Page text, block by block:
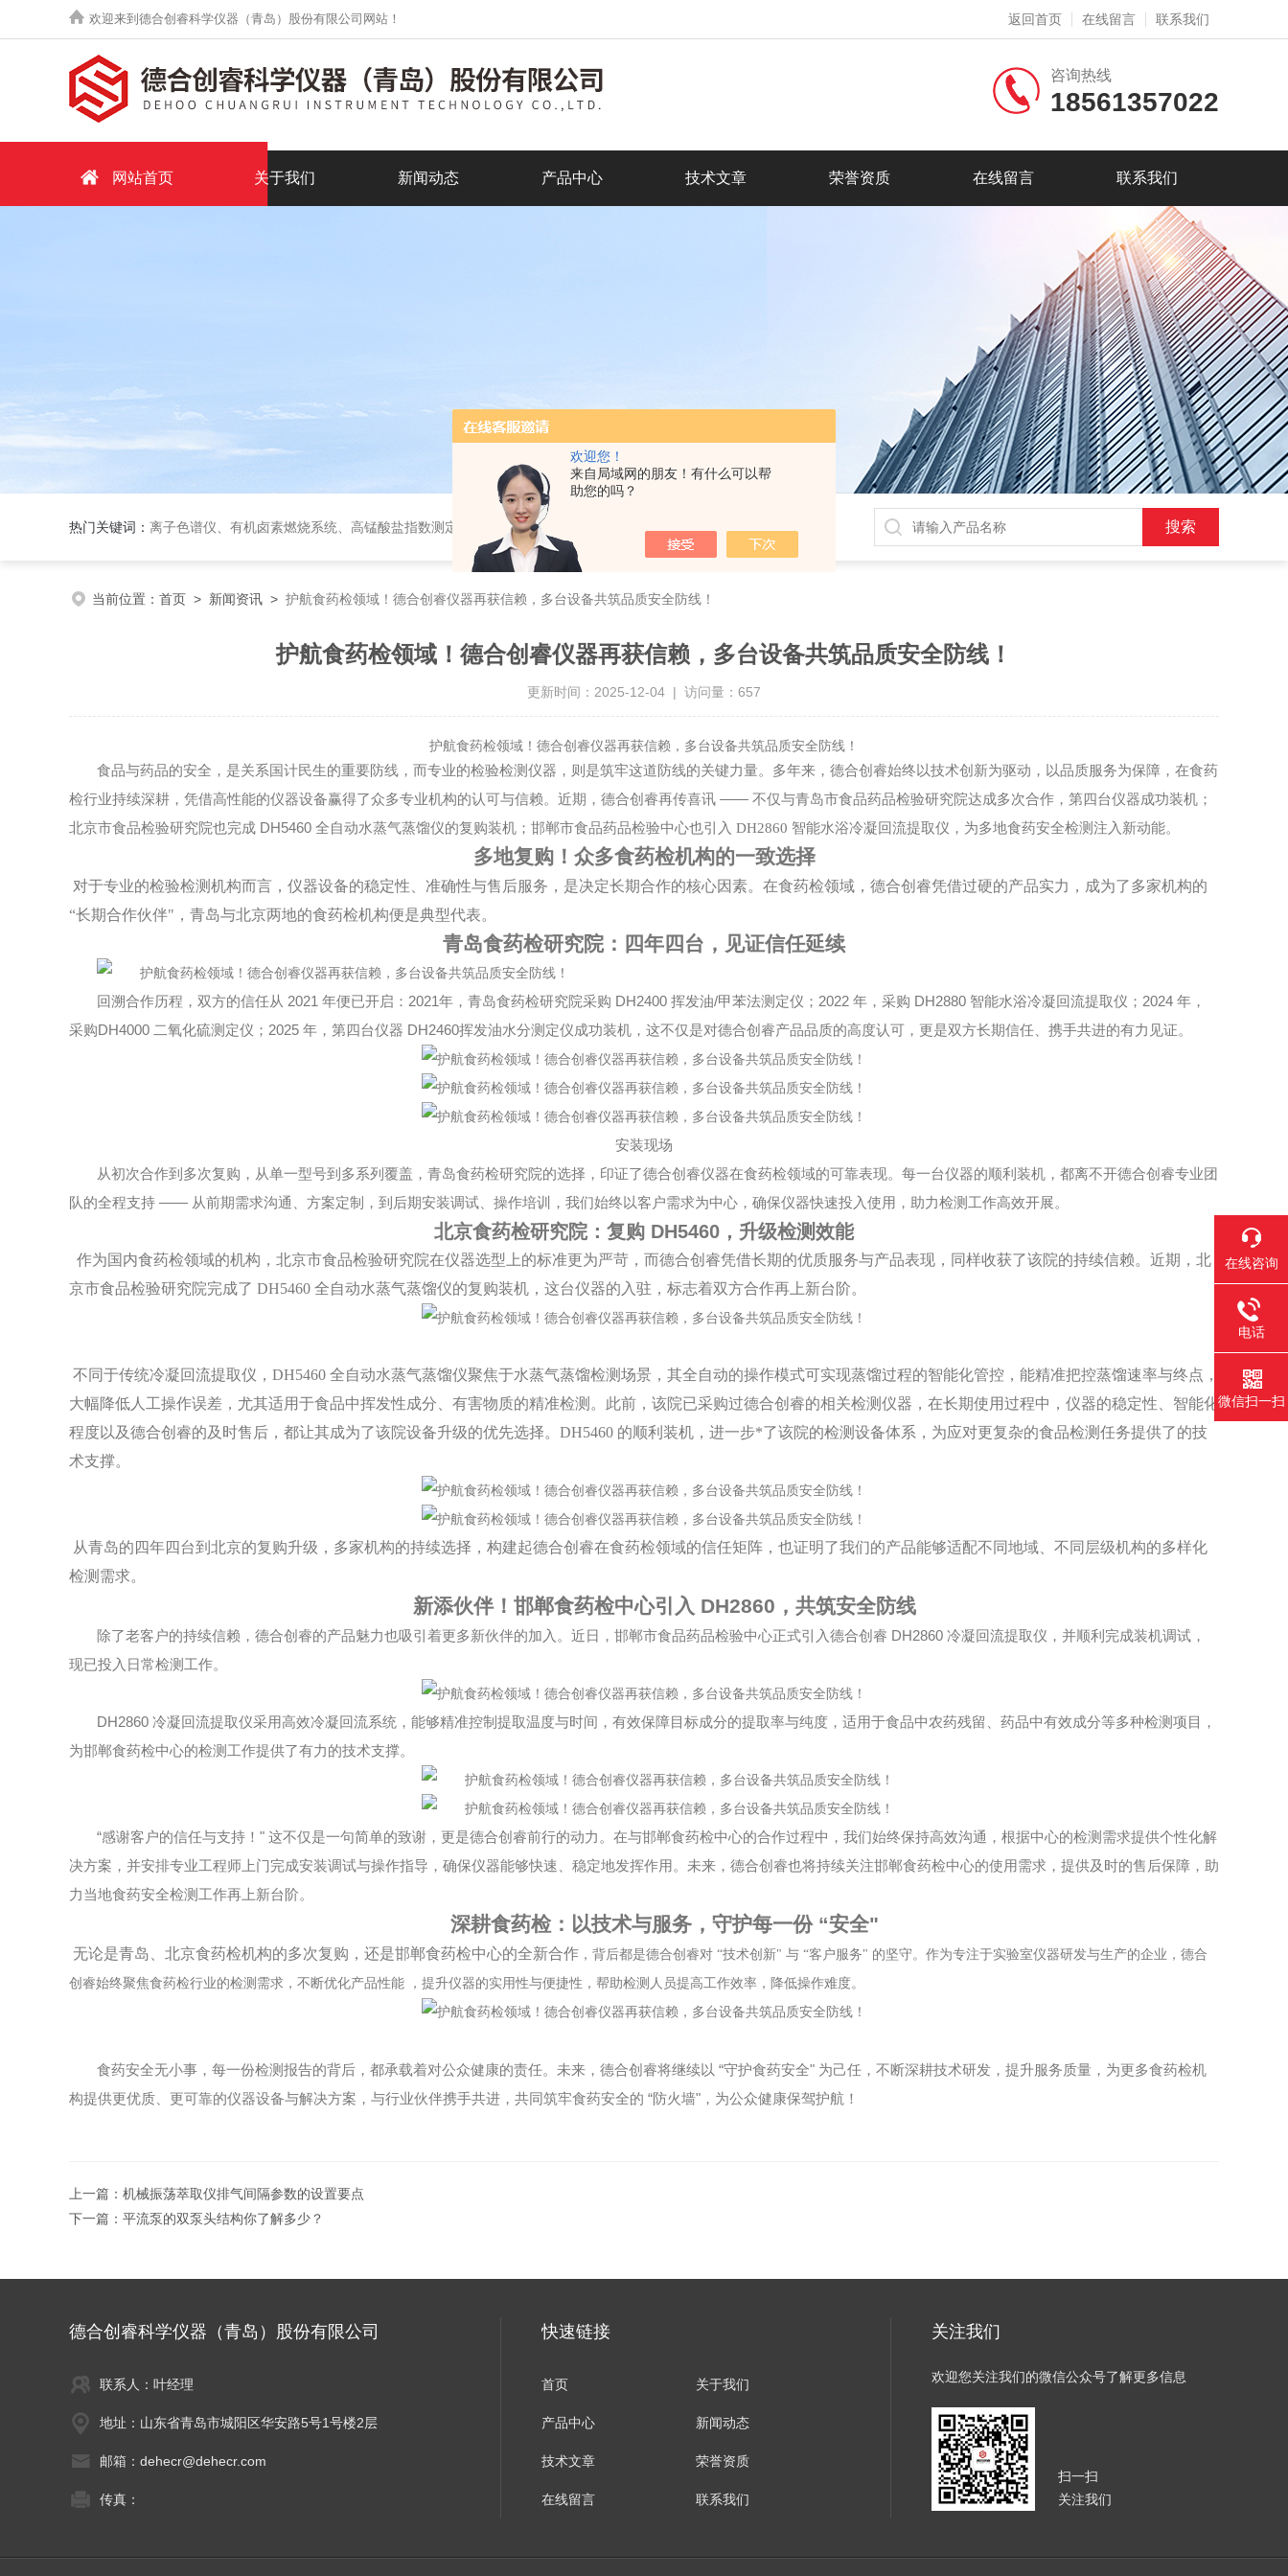
欢迎您！
来自局域网的朋友！有什么可以帮
助您的吗？
欢迎来到德合创睿科学仪器（青岛）股份有限公司网站！ 返回首页 在线留言 联系我们
咨询热线
18561357022
网站首页 关于我们 新闻动态 产品中心 技术文章 荣誉资质 在线留言 联系我们
热门关键词： 离子色谱仪、有机卤素燃烧系统、高锰酸盐指数测定仪、全自动COD检测仪、全自动二氧化硫检测仪、游离二氧化硅及智能一体化蒸馏仪、液液萃取仪、二氧化硫测定仪、放射性水样蒸发浓缩赶酸仪等多个系列自动化样品前处理仪器
当前位置： 首页 > 新闻资讯 > 护航食药检领域！德合创睿仪器再获信赖，多台设备共筑品质安全防线！
护航食药检领域！德合创睿仪器再获信赖，多台设备共筑品质安全防线！
更新时间：2025-12-04 | 访问量：657
护航食药检领域！德合创睿仪器再获信赖，多台设备共筑品质安全防线！
食品与药品的安全，是关系国计民生的重要防线，而专业的检验检测仪器，则是筑牢这道防线的关键力量。多年来，德合创睿始终以技术创新为驱动，以品质服务为保障，在食药
检行业持续深耕，凭借高性能的仪器设备赢得了众多专业机构的认可与信赖。近期，德合创睿再传喜讯 —— 不仅与青岛市食品药品检验研究院达成多次合作，第四台仪器成功装机；
北京市食品检验研究院也完成 DH5460 全自动水蒸气蒸馏仪的复购装机； 邯郸市食品药品检验中心也引入 DH2860 智能水浴冷凝 回流提取仪，为多地食药安全检测注入新动能。
多地复购！众多食药检机构的一致选择
对于专业的检验检测机构而言，仪器设备的稳定性、准确性与售后服务，是决定长期合作的核心因素。在食药检领域，德合创睿凭借过硬的产品实力，成为了多家机构的
“长期合作伙伴"，青岛与北京两地的食药检机构便是典型代表。
青岛食药检研究院：四年四台，见证信任延续
回溯合作历程，双方的信任从 2021 年便已开启： 2021年 ，青岛食药检研究院采购 DH2400 挥发油/甲苯法测定仪 ； 2022 年， 采购 DH2880 智能水浴冷凝回流提取仪； 2024 年，
采购DH4000 二氧化硫测定仪 ； 2025 年，第四台仪器 DH2460挥发油水分测定仪成功装机，这不仅是对德合创睿产品品质的高度认可，更是双方长期信任、携手共进的有力见证。
安装现场
从初次合作到多次复购，从单一型号到多系列覆盖，青岛食药检研究院的选择，印证了德合创睿仪器在食药检领域的可靠表现。每一台仪器的顺利装机，都离不开德合创睿专业团
队的全程支持 —— 从前期需求沟通、方案定制，到后期安装调试、操作培训，我们始终以客户需求为中心，确保仪器快速投入使用，助力检测工作高效开展。
北京食药检研究院：复购 DH5460 ，升级检测效能
作为国内食药检领域的机构，北京市食品检验研究院在仪器选型上的标准更为严苛，而德合创睿凭借长期的优质服务与产品表现，同样收获了该院的持续信赖。近期，北
京市食品检验研究院完成了 DH5460 全自动水蒸气蒸馏仪的复购装机，这台仪器的入驻，标志着双方合作再上新台阶。
不同于传统冷凝回流提取仪， DH5460 全自动水蒸气蒸馏仪聚焦于水蒸气蒸馏检测场景，其全自动的操作模式可实现蒸馏过程的智能化管控，能精准把控蒸馏速率与终点，
大幅降低人工操作误差，尤其适用于食品中挥发性成分、有害物质的精准检测。此前，该院已采购过德合创睿的相关检测仪器，在长期使用过程中，仪器的稳定性、智能化
程度以及德合创睿的及时售后，都让其成为了该院设备升级的优先选择。DH5460 的顺利装机，进一步*了该院的检测设备体系，为应对更复杂的食品检测任务提供了的技
术支撑。
从青岛的四年四台到北京的复购升级，多家机构的持续选择，构建起德合创睿在食药检领域的信任矩阵，也证明了我们的产品能够适配不同地域、不同层级机构的多样化
检测需求。
新添伙伴！邯郸食药检中心引入 DH2860 ，共筑安全防线
除了老客户的持续信赖，德合创睿的产品魅力也吸引着更多新伙伴的加入。近日，邯郸市食品药品检验中心正式引入德合创睿 DH2860 冷凝回流提取仪，并顺利完成装机调试，
现已投入日常检测工作。
DH2860 冷凝回流提取仪采用高效冷凝回流系统，能够精准控制提取温度与时间，有效保障目标成分的提取率与纯度，适用于食品中农药残留、药品中有效成分等多种检测项目，
为邯郸食药检中心的检测工作提供了有力的技术支撑。
“感谢客户的信任与支持！ " 这不仅是一句简单的致谢，更是德合创睿前行的动力。在与邯郸食药检中心的合作过程中，我们始终保持高效沟通，根据中心的检测需求提供个性化解
决方案，并安排专业工程师上门完成安装调试与操作指导，确保仪器能够快速、稳定地发挥作用。未来，德合创睿也将持续关注邯郸食药检中心的使用需求，提供及时的售后保障，助
力当地食药安全检测工作再上新台阶。
深耕食药检：以技术与服务，守护每一份 “安全"
无论是青岛、北京食药检机构的多次复购，还是邯郸食药检中心的全新合作 ，背后都是德合创睿对 “技术创新" 与 “客户服务" 的坚守。作为专注于实验室仪器研发与生产的企业，德合
创睿始终聚焦食药检行业的检测需求，不断优化产品性能
， 提升仪器的实用性与便捷性，帮助检测人员提高工作效率，降低操作难度。
食药安全无小事，每一份检测报告的背后，都承载着对公众健康的责任。未来，德合创睿将继续以 “守护食药安全" 为己任，不断深耕技术研发，提升服务质量，为更多食药检机
构提供更优质、更可靠的仪器设备与解决方案，与行业伙伴携手共进，共同筑牢食药安全的 “防火墙" ，为公众健康保驾护航！
上一篇： 机械振荡萃取仪排气间隔参数的设置要点
下一篇： 平流泵的双泵头结构你了解多少？
德合创睿科学仪器（青岛）股份有限公司
联系人：叶经理
地址：山东省青岛市城阳区华安路5号1号楼2层
邮箱：dehecr@dehecr.com
传真：
快速链接
首页 关于我们
产品中心 新闻动态
技术文章 荣誉资质
在线留言 联系我们
关注我们
欢迎您关注我们的微信公众号了解更多信息
扫一扫
关注我们
在线咨询
电话
微信扫一扫